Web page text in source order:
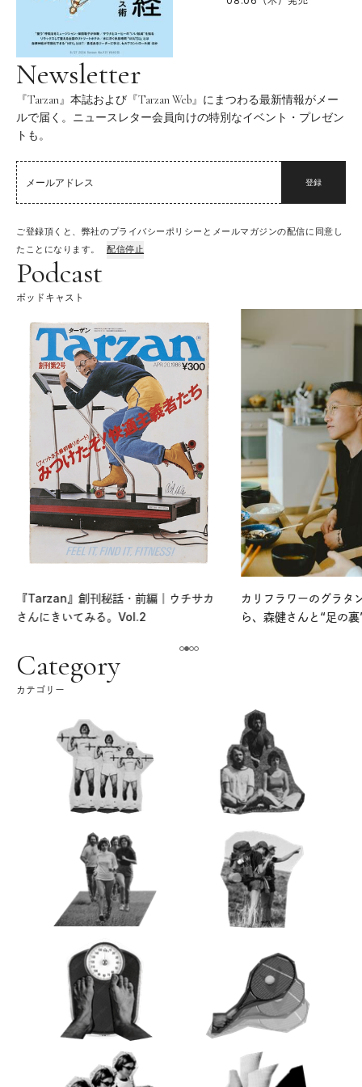
Newsletter
『Tarzan』本誌および『Tarzan Web』にまつわる最新情報がメー
ルで届く。ニュースレター会員向けの特別なイベント・プレゼン
トも。
登録
ご登録頂くと、弊社のプライバシーポリシーとメールマガジンの配信に同意し
たことになります。
配信停止
Podcast
ポッドキャスト
『Tarzan』創刊秘話・前編｜ウチサカ
さんにきいてみる。Vol.2
カリフラワーのグラタ
ら、森健さんと“足の
Category
カテゴリー